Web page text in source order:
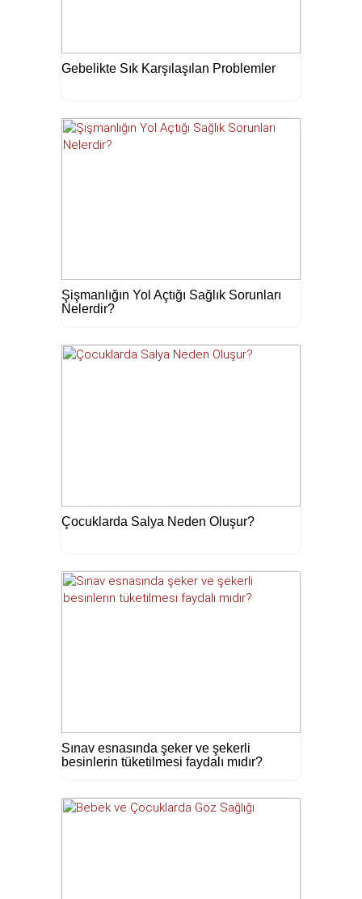
Gebelikte Sık Karşılaşılan Problemler
Şişmanlığın Yol Açtığı Sağlık Sorunları
Nelerdir?
Çocuklarda Salya Neden Oluşur?
Sınav esnasında şeker ve şekerli
besinlerin tüketilmesi faydalı mıdır?